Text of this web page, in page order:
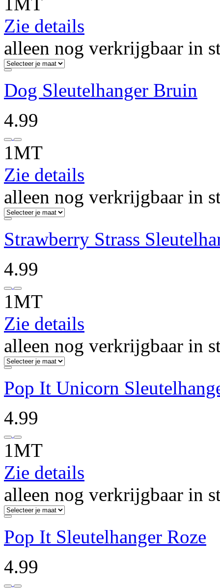
Zie details
alleen nog verkrijgbaar in
Dog Sleutelhanger Bruin
4.99
1MT
Zie details
alleen nog verkrijgbaar in
Strawberry Strass
4.99
1MT
Zie details
alleen nog verkrijgbaar in
Pop It Unicorn
4.99
1MT
Zie details
alleen nog verkrijgbaar in
Pop It Sleutelhanger Roze
4.99